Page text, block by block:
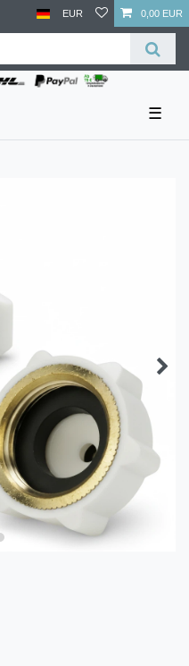
EUR 0,00 EUR
☰